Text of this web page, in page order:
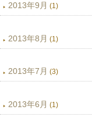
2013年9月 (1)
2013年8月 (1)
2013年7月 (3)
2013年6月 (1)